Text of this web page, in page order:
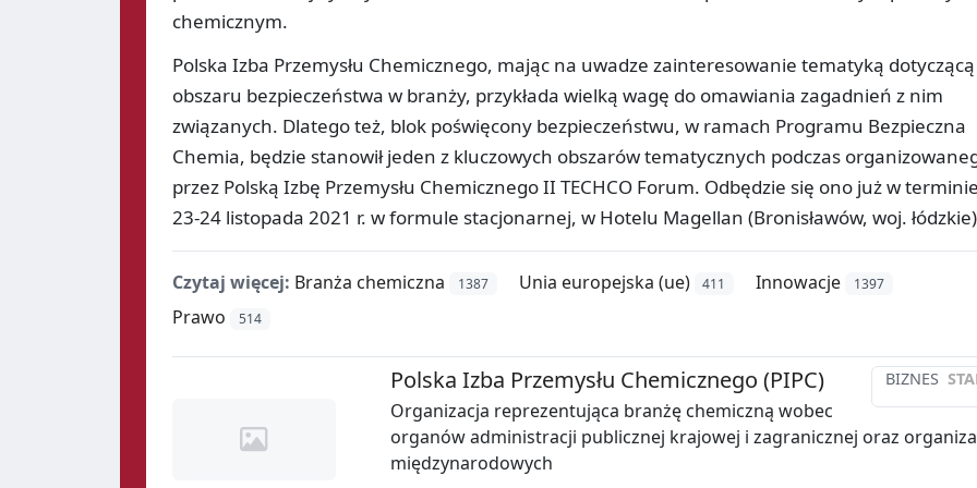
chemicznym.
Polska Izba Przemysłu Chemicznego, mając na uwadze zainteresowanie tematyką dotyczącą
obszaru bezpieczeństwa w branży, przykłada wielką wagę do omawiania zagadnień z nim
związanych. Dlatego też, blok poświęcony bezpieczeństwu, w ramach Programu Bezpieczna
Chemia, będzie stanowił jeden z kluczowych obszarów tematycznych podczas
przez Polską Izbę Przemysłu Chemicznego II TECHCO Forum. Odbędzie się ono już w terminie
23-24 listopada 2021 r. w formule stacjonarnej, w Hotelu Magellan (Bronisławów, woj.
Czytaj więcej: Branża chemiczna 1387 Unia europejska (ue) 411 Innowacje 1397
Prawo 514
BIZNES
Polska Izba Przemysłu Chemicznego (PIPC)
Organizacja reprezentująca branżę chemiczną wobec
organów administracji publicznej krajowej i zagranicznej oraz
międzynarodowych